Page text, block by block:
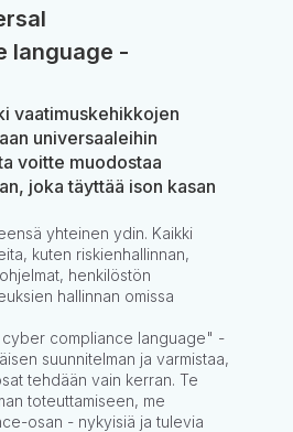
language -
vaatimuskehikkojen
universaaleihin
voitte muodostaa
joka täyttää ison kasan
yhteinen ydin. Kaikki
kuten riskienhallinnan,
henkilöstön
hallinnan omissa
cyber compliance language" -
suunnitelman ja varmistaa,
tehdään vain kerran. Te
toteuttamiseen, me
osan - nykyisiä ja tulevia